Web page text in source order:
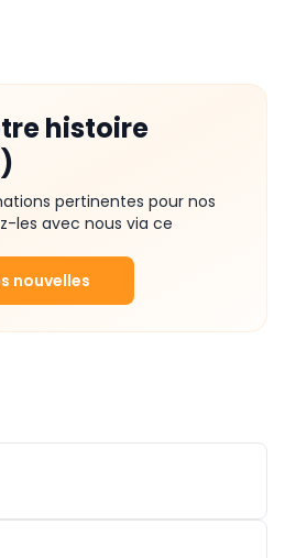
histoire
pertinentes pour nos
les avec nous via ce
nouvelles